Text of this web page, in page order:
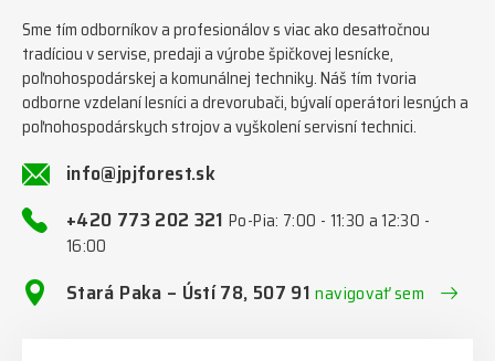
Sme tím odborníkov a profesionálov s viac ako desaťročnou
tradíciou v servise, predaji a výrobe špičkovej lesnícke,
poľnohospodárskej a komunálnej techniky. Náš tím tvoria
odborne vzdelaní lesníci a drevorubači, bývalí operátori lesných a
poľnohospodárskych strojov a vyškolení servisní technici.
info@jpjforest.sk
+420 773 202 321Po-Pia: 7:00 - 11:30 a 12:30 -
16:00
Stará Paka – Ústí 78, 507 91navigovať sem